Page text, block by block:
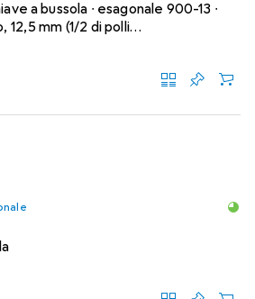
a bussola ∙ esagonale 900-13 ∙
mm (1/2 di polli…